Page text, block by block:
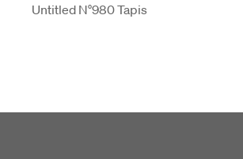
Untitled N°980 Tapis